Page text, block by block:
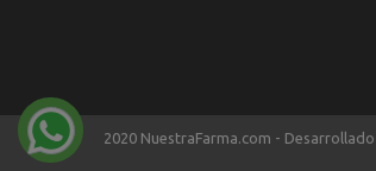
2020 NuestraFarma.com -